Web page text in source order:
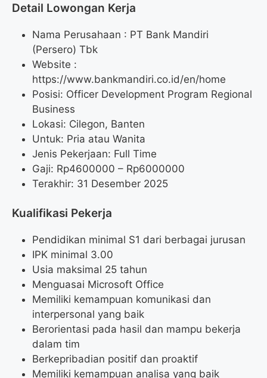
Detail Lowongan Kerja
Nama Perusahaan : PT Bank Mandiri
(Persero) Tbk
Website :
https://www.bankmandiri.co.id/en/home
Posisi: Officer Development Program Regional
Business
Lokasi: Cilegon, Banten
Untuk: Pria atau Wanita
Jenis Pekerjaan: Full Time
Gaji: Rp4600000 – Rp6000000
Terakhir: 31 Desember 2025
Kualifikasi Pekerja
Pendidikan minimal S1 dari berbagai jurusan
IPK minimal 3.00
Usia maksimal 25 tahun
Menguasai Microsoft Office
Memiliki kemampuan komunikasi dan
interpersonal yang baik
Berorientasi pada hasil dan mampu bekerja
dalam tim
Berkepribadian positif dan proaktif
Memiliki kemampuan analisa yang baik